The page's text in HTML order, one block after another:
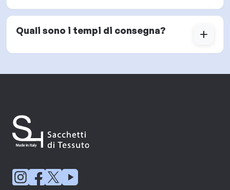
Quali sono i tempi di consegna? add